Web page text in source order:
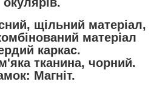
окулярів.
щільний матеріал,
матеріал
каркас.
тканина, чорний.
Магніт.